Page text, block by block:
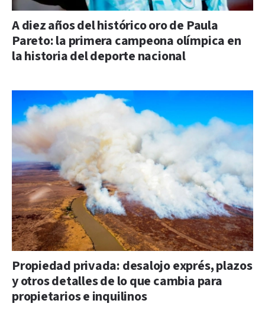
A diez años del histórico oro de Paula
Pareto: la primera campeona olímpica en
la historia del deporte nacional
Propiedad privada: desalojo exprés, plazos
y otros detalles de lo que cambia para
propietarios e inquilinos